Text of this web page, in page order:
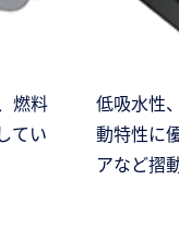
燃料
てい
低吸水性
動特性に
アなど摺